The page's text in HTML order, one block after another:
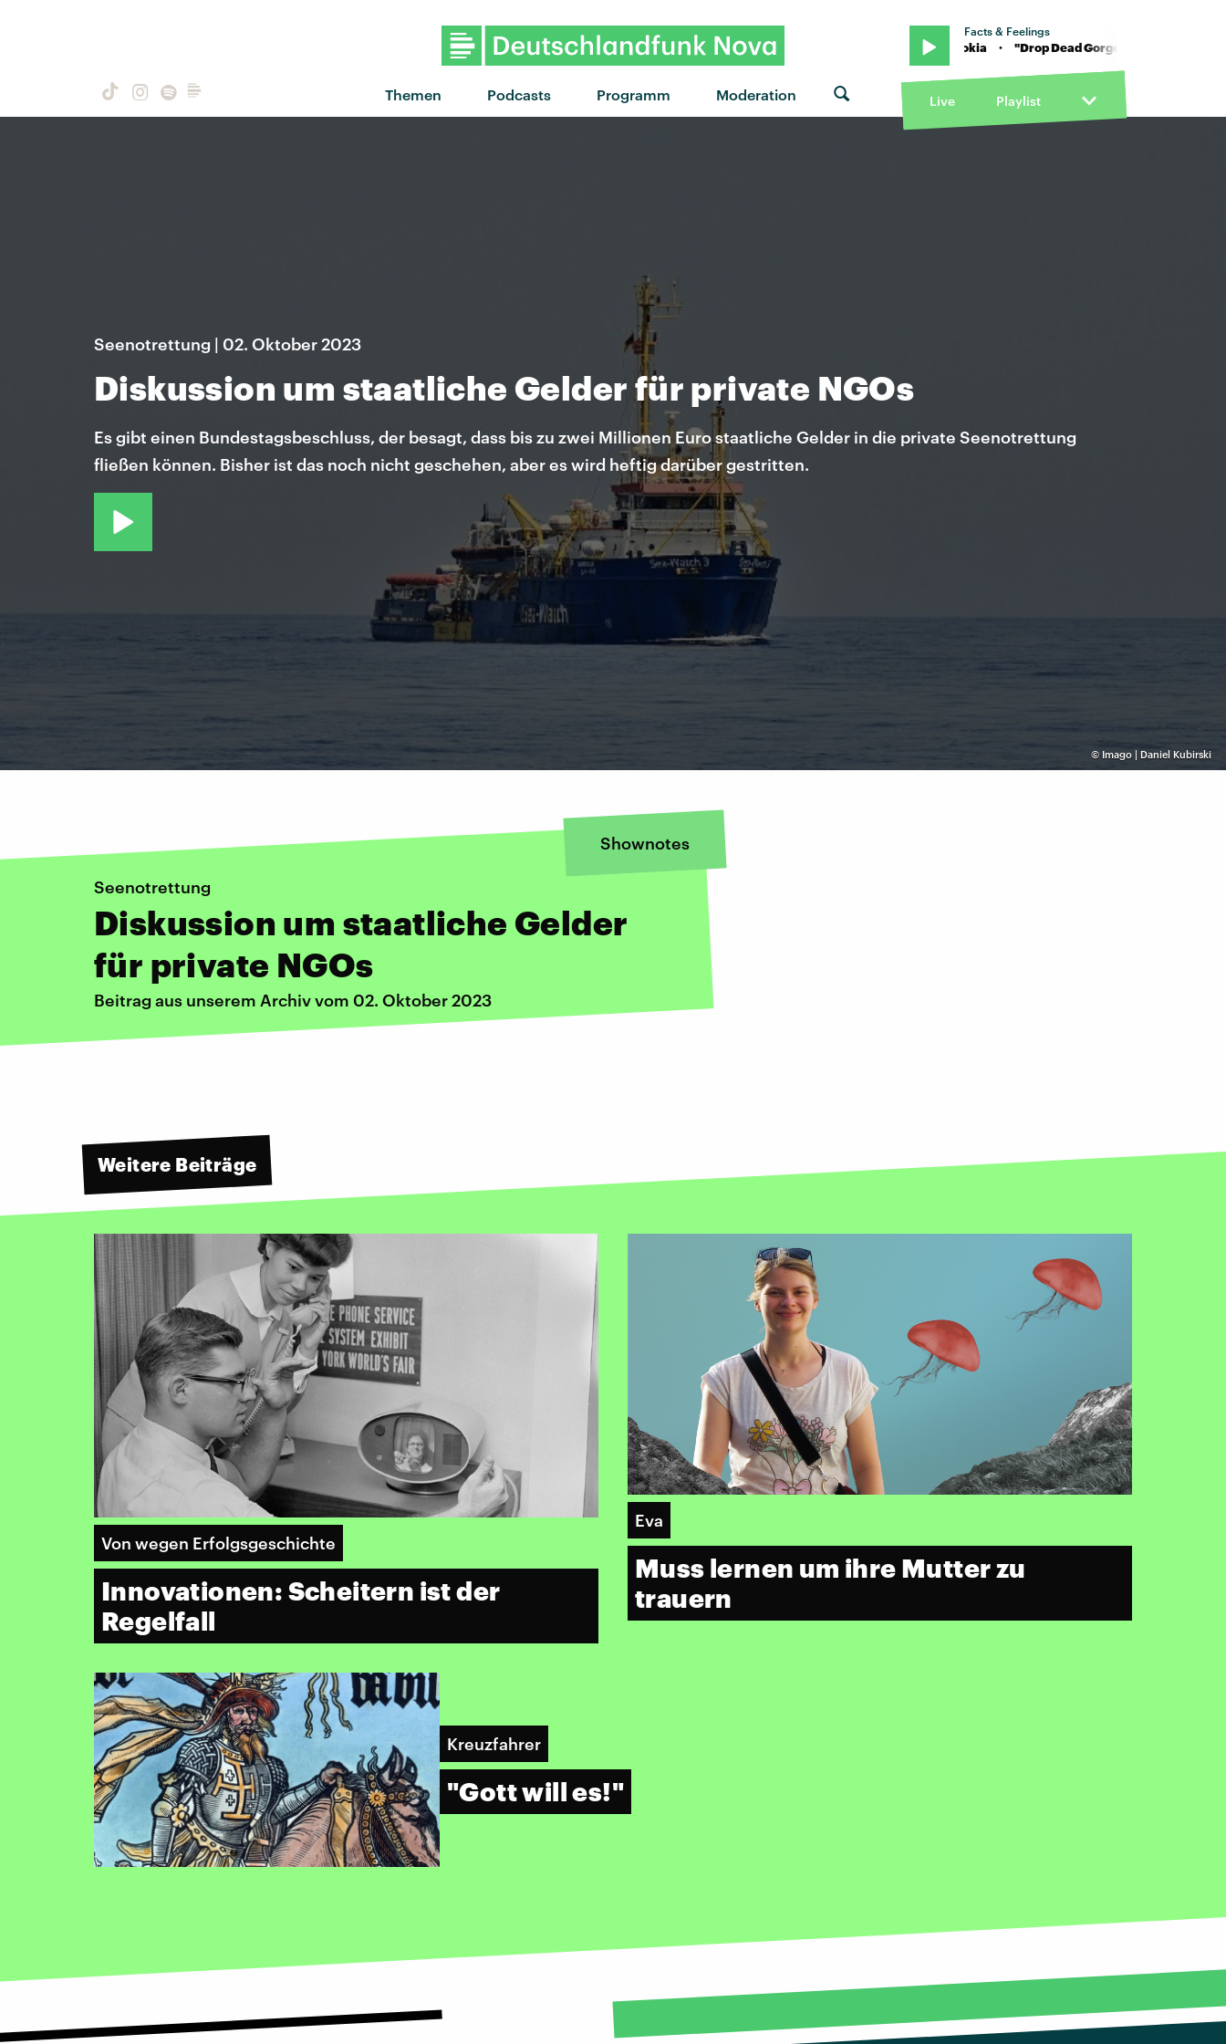
Themen Podcasts Programm Moderation
Facts & Feelings
"Drop Dead Gorgeous" von Princess Nokia · "Drop Dead Gorgeous" von Princess
Live Playlist
© Imago | Daniel Kubirski
Seenotrettung | 02. Oktober 2023
Diskussion um staatliche Gelder für private NGOs
Es gibt einen Bundestagsbeschluss, der besagt, dass bis zu zwei Millionen Euro staatliche Gelder in die private Seenotrettung
fließen können. Bisher ist das noch nicht geschehen, aber es wird heftig darüber gestritten.
Shownotes
Seenotrettung
Diskussion um staatliche Gelder
für private NGOs
Beitrag aus unserem Archiv vom 02. Oktober 2023
Weitere Beiträge
Von wegen Erfolgsgeschichte
Innovationen: Scheitern ist der
Regelfall
Eva
Muss lernen um ihre Mutter zu
trauern
Kreuzfahrer
"Gott will es!"